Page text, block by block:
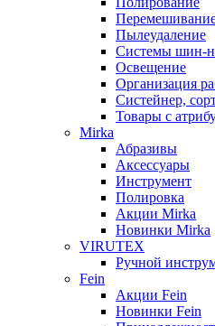
Пылеудаление
Системы шин-
Освещение
Организация
Систейнер,
Товары с
Mirka
Абразивы
Аксессуары
Инструмент
Полировка
Акции Mirka
Новинки Mirka
VIRUTEX
Ручной
Fein
Акции Fein
Новинки Fein